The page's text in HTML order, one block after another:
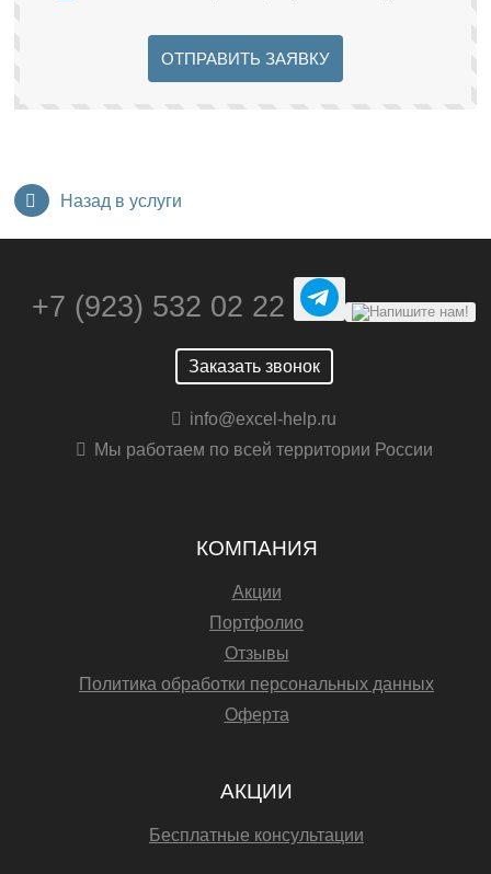
ОТПРАВИТЬ ЗАЯВКУ
Назад в услуги
+7 (923) 532 02 22
Заказать звонок
info@excel-help.ru
Мы работаем по всей территории России
КОМПАНИЯ
Акции
Портфолио
Отзывы
Политика обработки персональных данных
Оферта
АКЦИИ
Бесплатные консультации